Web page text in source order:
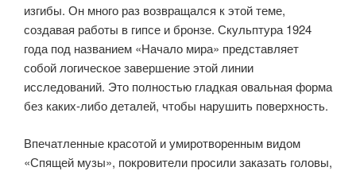
изгибы. Он много раз возвращался к этой теме,
создавая работы в гипсе и бронзе. Скульптура 1924
года под названием «Начало мира» представляет
собой логическое завершение этой линии
исследований. Это полностью гладкая овальная форма
без каких-либо деталей, чтобы нарушить поверхность.
Впечатленные красотой и умиротворенным видом
«Спящей музы», покровители просили заказать головы,